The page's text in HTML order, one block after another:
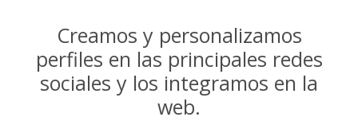
Creamos y personalizamos
perfiles en las principales redes
sociales y los integramos en la
web.